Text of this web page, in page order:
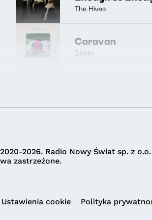
The Hives
Caravan
Σtella
2026. Radio Nowy Świat sp. z o.o.
zastrzeżone.
Ustawienia cookie Polityka